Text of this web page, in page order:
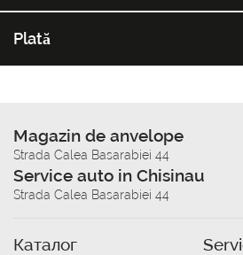
Plată
Magazin de anvelope
Strada Calea Basarabiei 44
Service auto in Chisinau
Strada Calea Basarabiei 44
Каталог